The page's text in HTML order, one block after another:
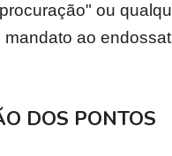
ou
mandato ao
DOS PONTOS